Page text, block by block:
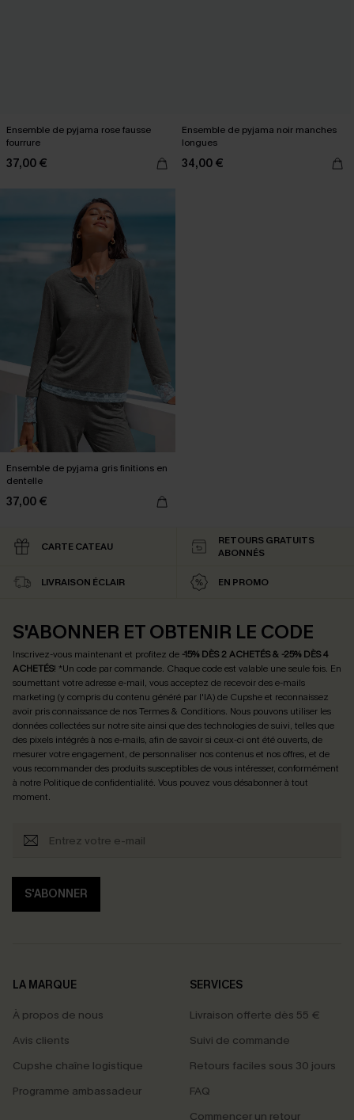
Ensemble de pyjama rose fausse
fourrure
37,00 €
Ensemble de pyjama noir manches
longues
34,00 €
Ensemble de pyjama gris finitions en
dentelle
37,00 €
CARTE CATEAU
RETOURS GRATUITS
ABONNÉS
LIVRAISON ÉCLAIR EN PROMO
S'ABONNER ET OBTENIR LE CODE
Inscrivez-vous maintenant et profitez de -15% DÈS 2 ACHETÉS & -25% DÈS 4
ACHETÉS! *Un code par commande. Chaque code est valable une seule fois. En
soumettant votre adresse e-mail, vous acceptez de recevoir des e-mails
marketing (y compris du contenu généré par l'IA) de Cupshe et reconnaissez
avoir pris connaissance de nosTermes & Conditions. Nous pouvons utiliser les
données collectées sur notre site ainsi que des technologies de suivi, telles que
des pixels intégrés à nos e-mails, afin de savoir si ceux-ci ont été ouverts, de
mesurer votre engagement, de personnaliser nos contenus et nos offres, et de
vous recommander des produits susceptibles de vous intéresser, conformément
à notre Politique de confidentialité. Vous pouvez vous désabonner à tout
moment.
S'ABONNER
LA MARQUE
À propos de nous
Avis clients
Cupshe chaîne logistique
Programme ambassadeur
SERVICES
Livraison offerte dès 55 €
Suivi de commande
Retours faciles sous 30 jours
FAQ
Commencer un retour